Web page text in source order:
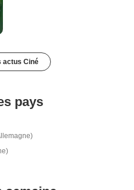
actus Ciné
pays